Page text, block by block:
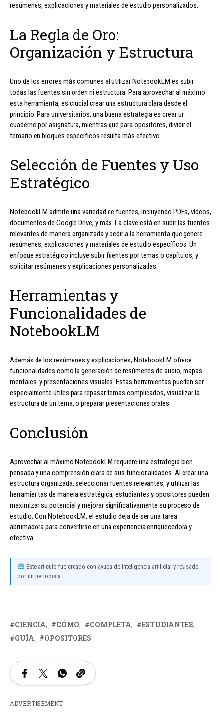
resúmenes, explicaciones y materiales de estudio personalizados.
La Regla de Oro:
Organización y Estructura
Uno de los errores más comunes al utilizar NotebookLM es subir
todas las fuentes sin orden ni estructura. Para aprovechar al máximo
esta herramienta, es crucial crear una estructura clara desde el
principio. Para universitarios, una buena estrategia es crear un
cuaderno por asignatura, mientras que para opositores, dividir el
temario en bloques específicos resulta más efectivo.
Selección de Fuentes y Uso
Estratégico
NotebookLM admite una variedad de fuentes, incluyendo PDFs, vídeos,
documentos de Google Drive, y más. La clave está en subir las fuentes
relevantes de manera organizada y pedir a la herramienta que genere
resúmenes, explicaciones y materiales de estudio específicos. Un
enfoque estratégico incluye subir fuentes por temas o capítulos, y
solicitar resúmenes y explicaciones personalizadas.
Herramientas y
Funcionalidades de
NotebookLM
Además de los resúmenes y explicaciones, NotebookLM ofrece
funcionalidades como la generación de resúmenes de audio, mapas
mentales, y presentaciones visuales. Estas herramientas pueden ser
especialmente útiles para repasar temas complicados, visualizar la
estructura de un tema, o preparar presentaciones orales.
Conclusión
Aprovechar al máximo NotebookLM requiere una estrategia bien
pensada y una comprensión clara de sus funcionalidades. Al crear una
estructura organizada, seleccionar fuentes relevantes, y utilizar las
herramientas de manera estratégica, estudiantes y opositores pueden
maximizar su potencial y mejorar significativamente su proceso de
estudio. Con NotebookLM, el estudio deja de ser una tarea
abrumadora para convertirse en una experiencia enriquecedora y
efectiva.
Este artículo fue creado con ayuda de inteligencia artificial y revisado
por un periodista.
CIENCIA CÓMO COMPLETA
ESTUDIANTES
GUÍA
OPOSITORES
ADVERTISEMENT